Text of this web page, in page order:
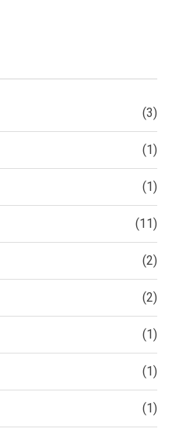
(3)
(1)
(1)
(11)
(2)
(2)
(1)
(1)
(1)